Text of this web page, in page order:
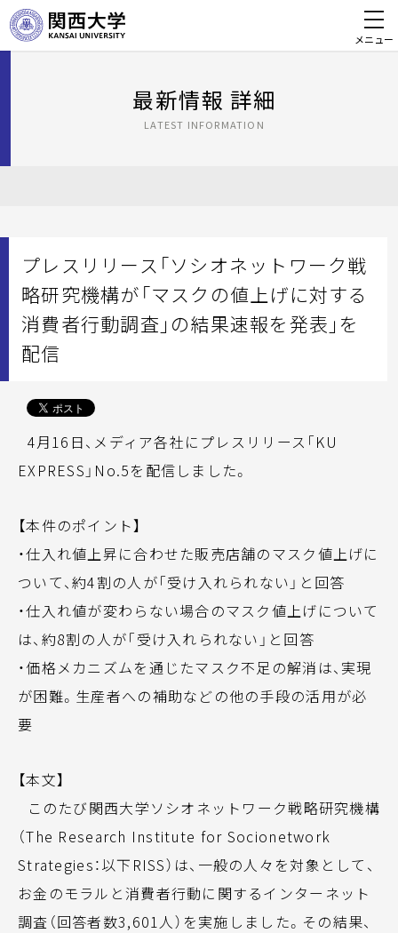
メニュー
最新情報 詳細
LATEST INFORMATION
プレスリリース「ソシオネットワーク戦
略研究機構が「マスクの値上げに対する
消費者行動調査」の結果速報を発表」を
配信
4月16日、メディア各社にプレスリリース「KU
EXPRESS」No.5を配信しました。
【本件のポイント】
・仕入れ値上昇に合わせた販売店舗のマスク値上げに
ついて、約4割の人が「受け入れられない」と回答
・仕入れ値が変わらない場合のマスク値上げについて
は、約8割の人が「受け入れられない」と回答
・価格メカニズムを通じたマスク不足の解消は、実現
が困難。生産者への補助などの他の手段の活用が必
要
【本文】
このたび関西大学ソシオネットワーク戦略研究機構
（The Research Institute for Socionetwork
Strategies：以下RISS）は、一般の人々を対象として、
お金のモラルと消費者行動に関するインターネット
調査（回答者数3,601人）を実施しました。その結果、